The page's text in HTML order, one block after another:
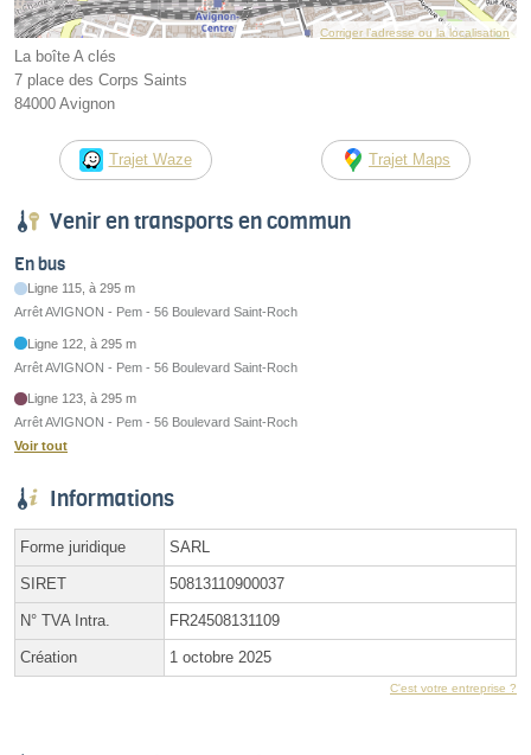
Corriger l’adresse ou la localisation
La boîte A clés
7 place des Corps Saints
84000 Avignon
Trajet Waze Trajet Maps
Venir en transports en commun
En bus
Ligne 115, à 295 m
Arrêt AVIGNON - Pem - 56 Boulevard Saint-Roch
Ligne 122, à 295 m
Arrêt AVIGNON - Pem - 56 Boulevard Saint-Roch
Ligne 123, à 295 m
Arrêt AVIGNON - Pem - 56 Boulevard Saint-Roch
Voir tout
Informations
Forme juridique SARL
SIRET 50813110900037
N° TVA Intra. FR24508131109
Création 1 octobre 2025
C'est votre entreprise ?